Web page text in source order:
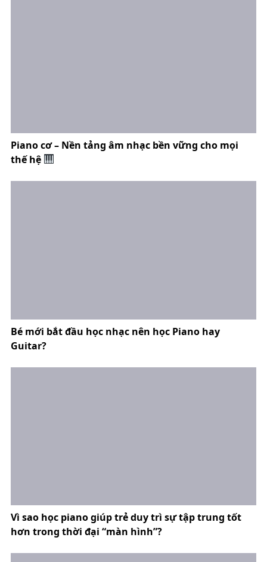
Piano cơ – Nền tảng âm nhạc bền vững cho mọi
thế hệ
Bé mới bắt đầu học nhạc nên học Piano hay
Guitar?
Vì sao học piano giúp trẻ duy trì sự tập trung tốt
hơn trong thời đại “màn hình”?